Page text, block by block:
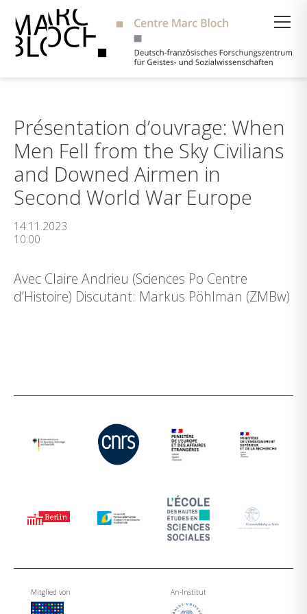
Présentation d’ouvrage: When
Men Fell from the Sky Civilians
and Downed Airmen in
Second World War Europe
14.11.2023
10:00
Avec Claire Andrieu (Sciences Po Centre
d’Histoire) Discutant: Markus Pöhlman (ZMBw)
Mitglied von An-Institut